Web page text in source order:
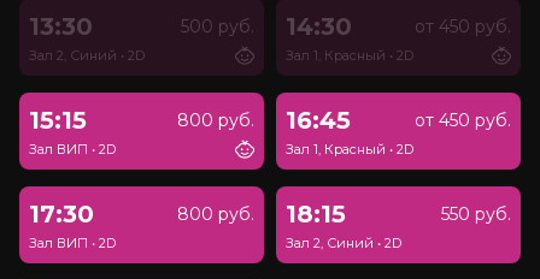
13:30 500 руб.
Зал 2, Синий • 2D
14:30 от 450 руб.
Зал 1, Красный • 2D
15:15 800 руб.
Зал ВИП • 2D
16:45 от 450 руб.
Зал 1, Красный • 2D
17:30 800 руб.
Зал ВИП • 2D
18:15 550 руб.
Зал 2, Синий • 2D